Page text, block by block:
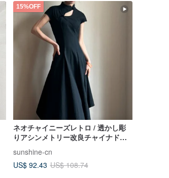
15%OFF
ネオチャイニーズレトロ / 透かし彫
りアシンメトリー改良チャイナドレ
sunshine-cn
US$ 92.43 US$ 108.74